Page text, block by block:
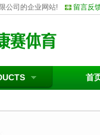
公司的企业网站! 留言反
首